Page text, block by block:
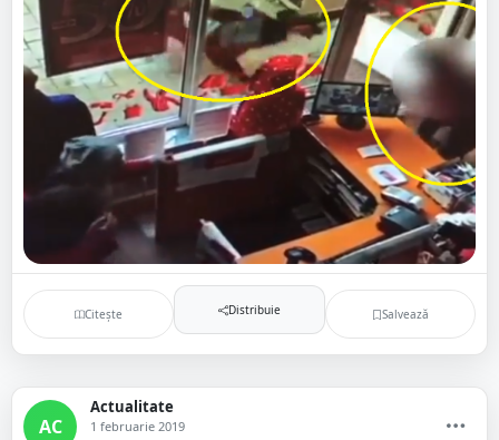
Citește Distribuie Salvează
AC
Actualitate
1 februarie 2019